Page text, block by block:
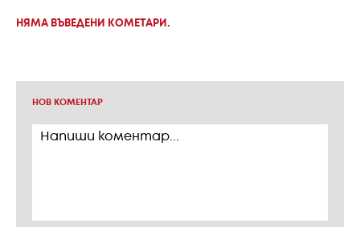
НЯМА ВЪВЕДЕНИ КОМЕТАРИ.
НОВ КОМЕНТАР